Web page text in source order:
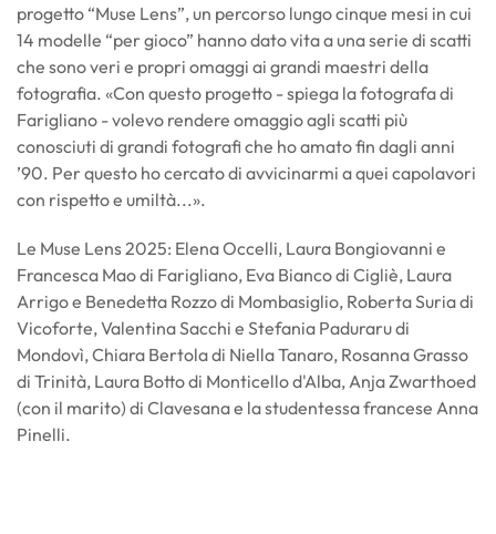
progetto “Muse Lens”, un percorso lungo cinque mesi in cui
14 modelle “per gioco” hanno dato vita a una serie di scatti
che sono veri e propri omaggi ai grandi maestri della
fotografia. «Con questo progetto - spiega la fotografa di
Farigliano - volevo rendere omaggio agli scatti più
conosciuti di grandi fotografi che ho amato fin dagli anni
’90. Per questo ho cercato di avvicinarmi a quei capolavori
con rispetto e umiltà...».
Le Muse Lens 2025: Elena Occelli, Laura Bongiovanni e
Francesca Mao di Farigliano, Eva Bianco di Cigliè, Laura
Arrigo e Benedetta Rozzo di Mombasiglio, Roberta Suria di
Vicoforte, Valentina Sacchi e Stefania Paduraru di
Mondovì, Chiara Bertola di Niella Tanaro, Rosanna Grasso
di Trinità, Laura Botto di Monticello d'Alba, Anja Zwarthoed
(con il marito) di Clavesana e la studentessa francese Anna
Pinelli.